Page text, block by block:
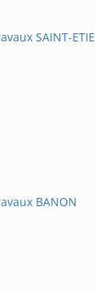
SAINT-
BANON